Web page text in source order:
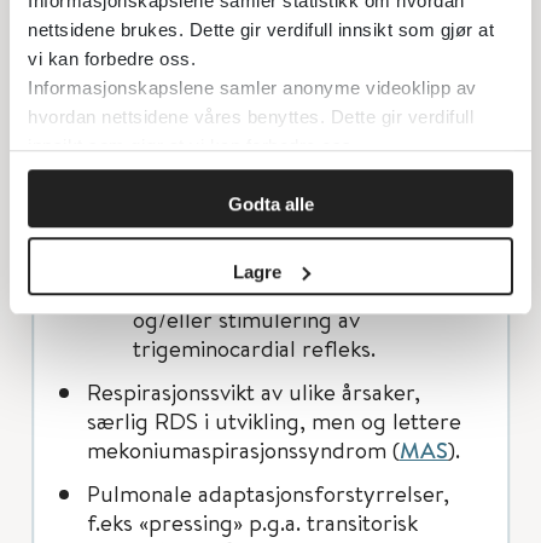
nettsidene brukes. Dette gir verdifull innsikt som gjør at
vi kan forbedre oss.
Informasjonskapslene samler anonyme videoklipp av
hvordan nettsidene våres benyttes. Dette gir verdifull
innsikt som gjør at vi kan forbedre oss.
Godta alle
Lagre
Brukes etter fødsel for alle premature
under 30–32 ukers gestasjonsalder til å
stabilisere luftveiene og forbygge
behov for respiratorbehandling.
Barnet kan gjerne legges direkte
på nCPAP med nesemaske/prongs.
Unngå for mye manipulering av
ansikt og hals da dette kan påføre
apne grunnet laryngospasme
og/eller stimulering av
trigeminocardial refleks.
Respirasjonssvikt av ulike årsaker,
særlig RDS i utvikling, men og lettere
mekoniumaspirasjonssyndrom (MAS).
Pulmonale adaptasjonsforstyrrelser,
f.eks «pressing» p.g.a. transitorisk